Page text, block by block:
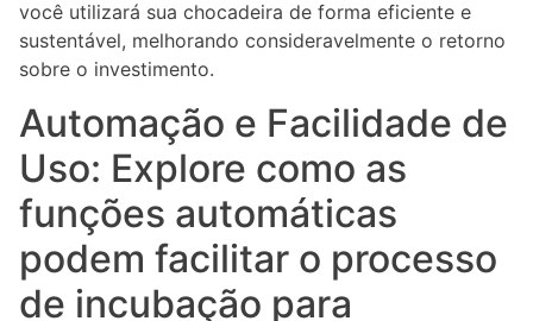
você utilizará sua chocadeira de forma eficiente e
sustentável, melhorando consideravelmente o retorno
sobre o investimento.
Automação e Facilidade de
Uso: Explore como as
funções automáticas
podem facilitar o processo
de incubação para